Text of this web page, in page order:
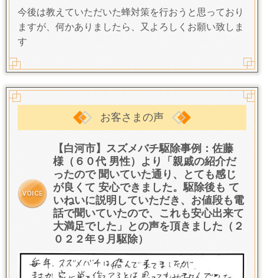
今後は教えていただいた蜂対策を行おうと思っており
ますが、何かありましたら、又よろしくお願い致しま
す
お客さまの声
【白河市】スズメバチ駆除事例：佐藤
様（６０代 男性）より「 親戚の紹介だ
ったので 聞いていた通り、とても感じ
が良くて 安心できました。駆除後も て
いねいに説明していただき、お値段も電
話で聞いていたので、これも安心出来て
大満足でした 」との声を頂きました（２
０２２年９月駆除）